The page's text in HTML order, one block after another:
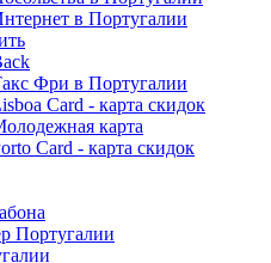
в Португалии
Фри в Португалии
Card - карта скидок
карта
Card - карта скидок
Португалии